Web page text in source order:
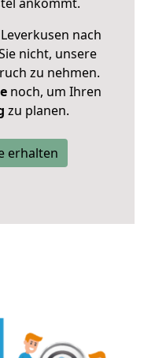
nach
nicht, unsere
zu nehmen.
noch, um Ihren
zu planen.
erhalten